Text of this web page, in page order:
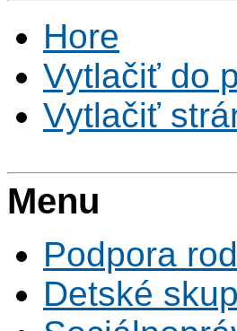
Hore
Vytlačiť do
Vytlačiť
Menu
Podpora
Detské